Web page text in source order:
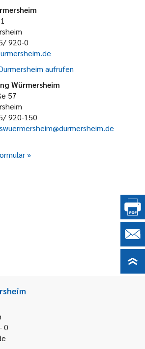
920-0
aufrufen
Würmersheim
57
920-150
0